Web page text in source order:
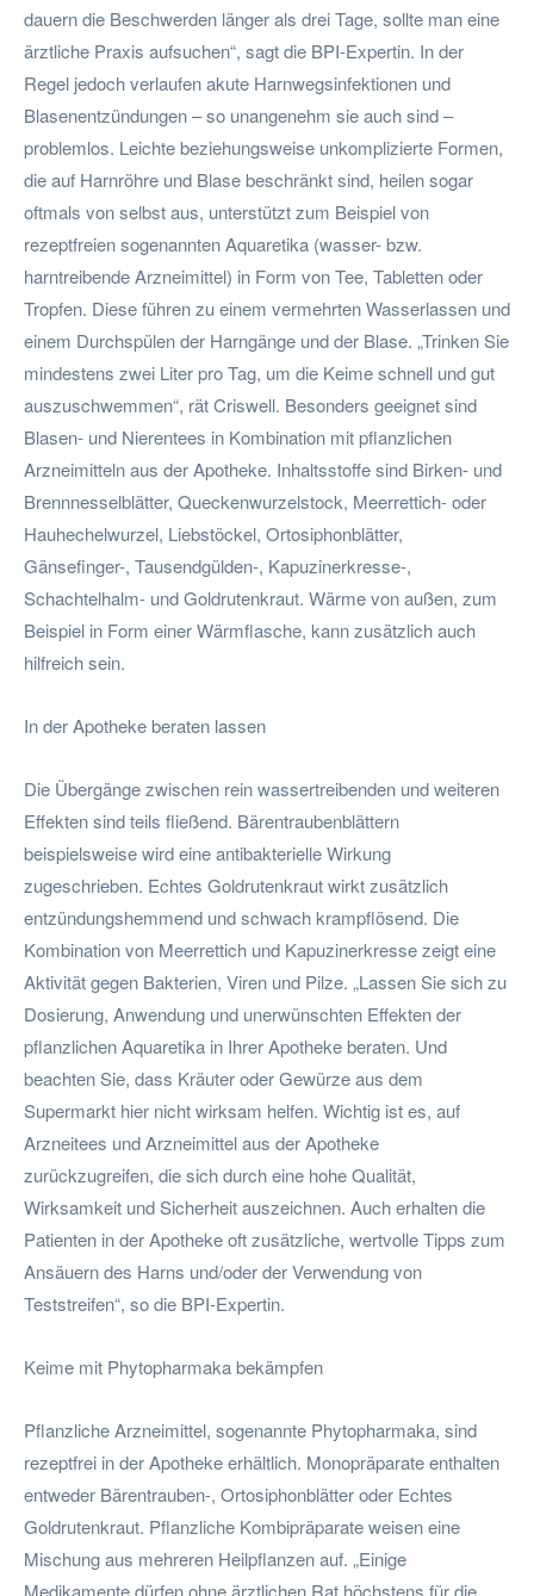
dauern die Beschwerden länger als drei Tage, sollte man eine
ärztliche Praxis aufsuchen“, sagt die BPI-Expertin. In der
Regel jedoch verlaufen akute Harnwegsinfektionen und
Blasenentzündungen – so unangenehm sie auch sind –
problemlos. Leichte beziehungsweise unkomplizierte Formen,
die auf Harnröhre und Blase beschränkt sind, heilen sogar
oftmals von selbst aus, unterstützt zum Beispiel von
rezeptfreien sogenannten Aquaretika (wasser- bzw.
harntreibende Arzneimittel) in Form von Tee, Tabletten oder
Tropfen. Diese führen zu einem vermehrten Wasserlassen und
einem Durchspülen der Harngänge und der Blase. „Trinken Sie
mindestens zwei Liter pro Tag, um die Keime schnell und gut
auszuschwemmen“, rät Criswell. Besonders geeignet sind
Blasen- und Nierentees in Kombination mit pflanzlichen
Arzneimitteln aus der Apotheke. Inhaltsstoffe sind Birken- und
Brennnesselblätter, Queckenwurzelstock, Meerrettich- oder
Hauhechelwurzel, Liebstöckel, Ortosiphonblätter,
Gänsefinger-, Tausendgülden-, Kapuzinerkresse-,
Schachtelhalm- und Goldrutenkraut. Wärme von außen, zum
Beispiel in Form einer Wärmflasche, kann zusätzlich auch
hilfreich sein.
In der Apotheke beraten lassen
Die Übergänge zwischen rein wassertreibenden und weiteren
Effekten sind teils fließend. Bärentraubenblättern
beispielsweise wird eine antibakterielle Wirkung
zugeschrieben. Echtes Goldrutenkraut wirkt zusätzlich
entzündungshemmend und schwach krampflösend. Die
Kombination von Meerrettich und Kapuzinerkresse zeigt eine
Aktivität gegen Bakterien, Viren und Pilze. „Lassen Sie sich zu
Dosierung, Anwendung und unerwünschten Effekten der
pflanzlichen Aquaretika in Ihrer Apotheke beraten. Und
beachten Sie, dass Kräuter oder Gewürze aus dem
Supermarkt hier nicht wirksam helfen. Wichtig ist es, auf
Arzneitees und Arzneimittel aus der Apotheke
zurückzugreifen, die sich durch eine hohe Qualität,
Wirksamkeit und Sicherheit auszeichnen. Auch erhalten die
Patienten in der Apotheke oft zusätzliche, wertvolle Tipps zum
Ansäuern des Harns und/oder der Verwendung von
Teststreifen“, so die BPI-Expertin.
Keime mit Phytopharmaka bekämpfen
Pflanzliche Arzneimittel, sogenannte Phytopharmaka, sind
rezeptfrei in der Apotheke erhältlich. Monopräparate enthalten
entweder Bärentrauben-, Ortosiphonblätter oder Echtes
Goldrutenkraut. Pflanzliche Kombipräparate weisen eine
Mischung aus mehreren Heilpflanzen auf. „Einige
Medikamente dürfen ohne ärztlichen Rat höchstens für die